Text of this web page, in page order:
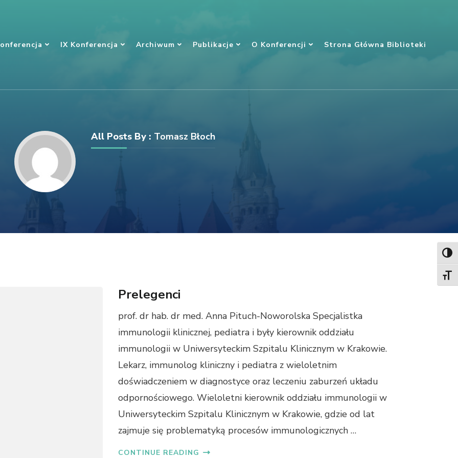
IX Konferencja Archiwum Publikacje O Konferencji Strona Główna Biblioteki
All Posts By : Tomasz Błoch
Prelegenci
prof. dr hab. dr med. Anna Pituch-Noworolska Specjalistka
immunologii klinicznej, pediatra i były kierownik oddziału
immunologii w Uniwersyteckim Szpitalu Klinicznym w Krakowie.
Lekarz, immunolog kliniczny i pediatra z wieloletnim
doświadczeniem w diagnostyce oraz leczeniu zaburzeń układu
odpornościowego. Wieloletni kierownik oddziału immunologii w
Uniwersyteckim Szpitalu Klinicznym w Krakowie, gdzie od lat
zajmuje się problematyką procesów immunologicznych …
CONTINUE READING